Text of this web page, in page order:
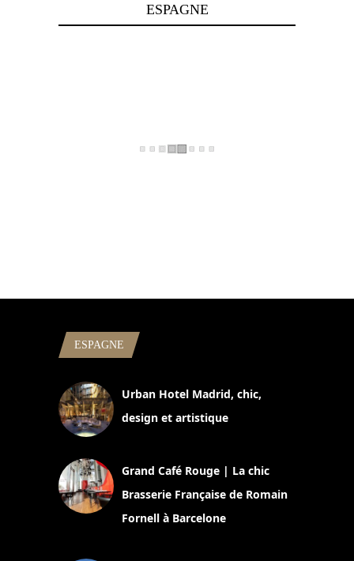
ESPAGNE
ESPAGNE
Urban Hotel Madrid, chic,
design et artistique
Grand Café Rouge | La chic
Brasserie Française de Romain
Fornell à Barcelone